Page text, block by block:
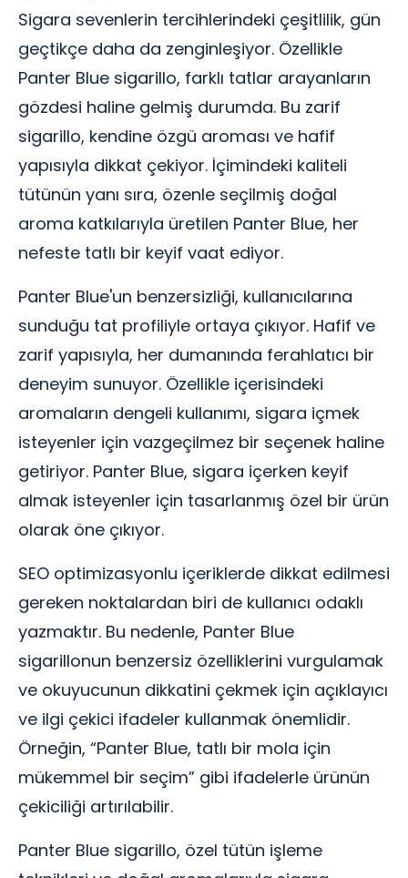
Sigara sevenlerin tercihlerindeki çeşitlilik, gün
geçtikçe daha da zenginleşiyor. Özellikle
Panter Blue sigarillo, farklı tatlar arayanların
gözdesi haline gelmiş durumda. Bu zarif
sigarillo, kendine özgü aroması ve hafif
yapısıyla dikkat çekiyor. İçimindeki kaliteli
tütünün yanı sıra, özenle seçilmiş doğal
aroma katkılarıyla üretilen Panter Blue, her
nefeste tatlı bir keyif vaat ediyor.
Panter Blue'un benzersizliği, kullanıcılarına
sunduğu tat profiliyle ortaya çıkıyor. Hafif ve
zarif yapısıyla, her dumanında ferahlatıcı bir
deneyim sunuyor. Özellikle içerisindeki
aromaların dengeli kullanımı, sigara içmek
isteyenler için vazgeçilmez bir seçenek haline
getiriyor. Panter Blue, sigara içerken keyif
almak isteyenler için tasarlanmış özel bir ürün
olarak öne çıkıyor.
SEO optimizasyonlu içeriklerde dikkat edilmesi
gereken noktalardan biri de kullanıcı odaklı
yazmaktır. Bu nedenle, Panter Blue
sigarillonun benzersiz özelliklerini vurgulamak
ve okuyucunun dikkatini çekmek için açıklayıcı
ve ilgi çekici ifadeler kullanmak önemlidir.
Örneğin, “Panter Blue, tatlı bir mola için
mükemmel bir seçim” gibi ifadelerle ürünün
çekiciliği artırılabilir.
Panter Blue sigarillo, özel tütün işleme